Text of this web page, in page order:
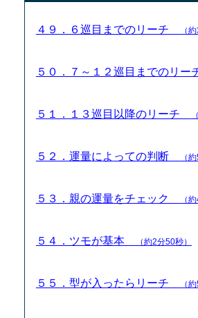
４９．６巡目までのリーチ （
５０．７～１２巡目までのリー
５１．１３巡目以降のリーチ
５２．運量によっての判断 （
５３．親の運量をチェック （
５４．ツモが基本 （約2分50秒）
５５．型が入ったらリーチ （